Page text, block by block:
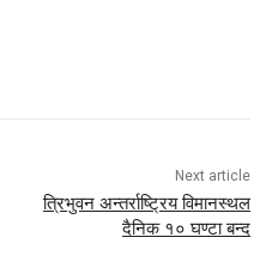
Next article
त्रिभुवन अन्तर्राष्ट्रिय विमानस्थल
दैनिक १० घण्टा बन्द